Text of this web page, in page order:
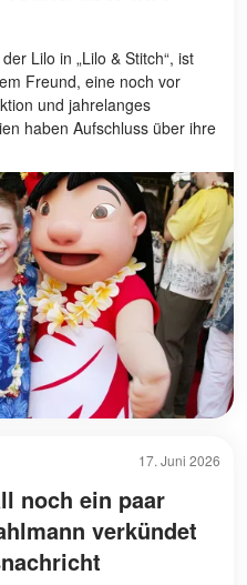
Lilo in „Lilo & Stitch“, ist
Freund, eine noch vor
und jahrelanges
haben Aufschluss über ihre
17. Juni 2026
noch ein paar
verkündet